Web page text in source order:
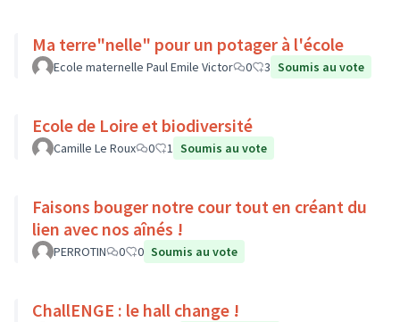
Ma terre"nelle" pour un potager à l'école
Ecole maternelle Paul Emile Victor 0 3 Soumis au vote
Ecole de Loire et biodiversité
Camille Le Roux 0 1 Soumis au vote
Faisons bouger notre cour tout en créant du
lien avec nos aînés !
PERROTIN 0 0 Soumis au vote
ChallENGE : le hall change !